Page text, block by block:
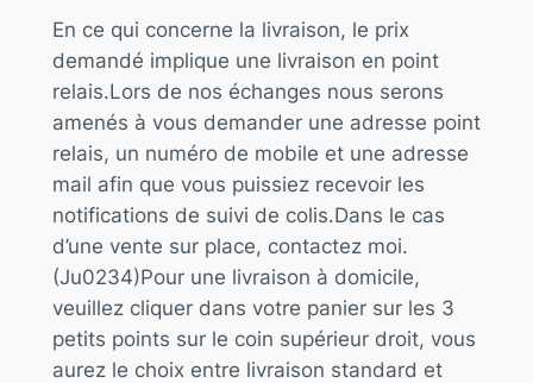
En ce qui concerne la livraison, le prix
demandé implique une livraison en point
relais.Lors de nos échanges nous serons
amenés à vous demander une adresse point
relais, un numéro de mobile et une adresse
mail afin que vous puissiez recevoir les
notifications de suivi de colis.Dans le cas
d’une vente sur place, contactez moi.
(Ju0234)Pour une livraison à domicile,
veuillez cliquer dans votre panier sur les 3
petits points sur le coin supérieur droit, vous
aurez le choix entre livraison standard et